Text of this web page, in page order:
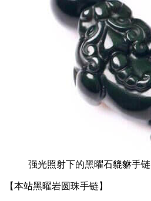
强光照射下的黑曜石貔貅手链
【本站黑曜岩圆珠手链】